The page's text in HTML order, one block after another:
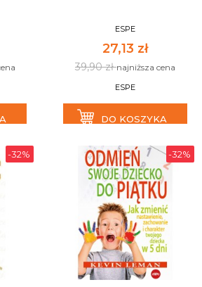
ESPE
27,13 zł
39,90 złnajniższa cena
ESPE
DO KOSZYKA
-32% -32%